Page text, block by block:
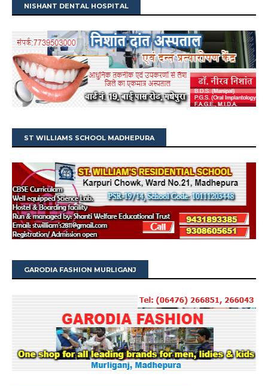
NISHANT DENTAL HOSPITAL
ST WILLIAMS SCHOOL MADHEPURA
GARODIA FASHION MURLIGANJ